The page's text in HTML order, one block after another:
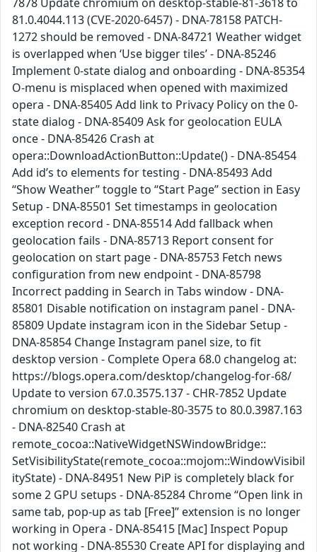
81.0.4044.113 (CVE-2020-6457) - DNA-78158 PATCH-
1272 should be removed - DNA-84721 Weather widget
is overlapped when ‘Use bigger tiles’ - DNA-85246
Implement 0-state dialog and onboarding - DNA-85354
O-menu is misplaced when opened with maximized
opera - DNA-85405 Add link to Privacy Policy on the 0-
state dialog - DNA-85409 Ask for geolocation EULA
once - DNA-85426 Crash at
opera::DownloadActionButton::Update() - DNA-85454
Add id’s to elements for testing - DNA-85493 Add
“Show Weather” toggle to “Start Page” section in Easy
Setup - DNA-85501 Set timestamps in geolocation
exception record - DNA-85514 Add fallback when
geolocation fails - DNA-85713 Report consent for
geolocation on start page - DNA-85753 Fetch news
configuration from new endpoint - DNA-85798
Incorrect padding in Search in Tabs window - DNA-
85801 Disable notification on instagram panel - DNA-
85809 Update instagram icon in the Sidebar Setup -
DNA-85854 Change Instagram panel size, to fit
desktop version - Complete Opera 68.0 changelog at:
https://blogs.opera.com/desktop/changelog-for-68/
Update to version 67.0.3575.137 - CHR-7852 Update
chromium on desktop-stable-80-3575 to 80.0.3987.163
- DNA-82540 Crash at
remote_cocoa::NativeWidgetNSWindowBridge::
SetVisibilityState(remote_cocoa::mojom::WindowVisibil
ityState) - DNA-84951 New PiP is completely black for
some 2 GPU setups - DNA-85284 Chrome “Open link in
same tab, pop-up as tab [Free]” extension is no longer
working in Opera - DNA-85415 [Mac] Inspect Popup
not working - DNA-85530 Create API for displaying and